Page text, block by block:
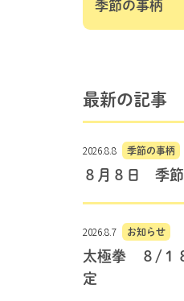
季節の事柄
最新の記事
2026.8.8 季節の事柄
８月８日 季
2026.8.7 お知らせ
太極拳 ８/１
定